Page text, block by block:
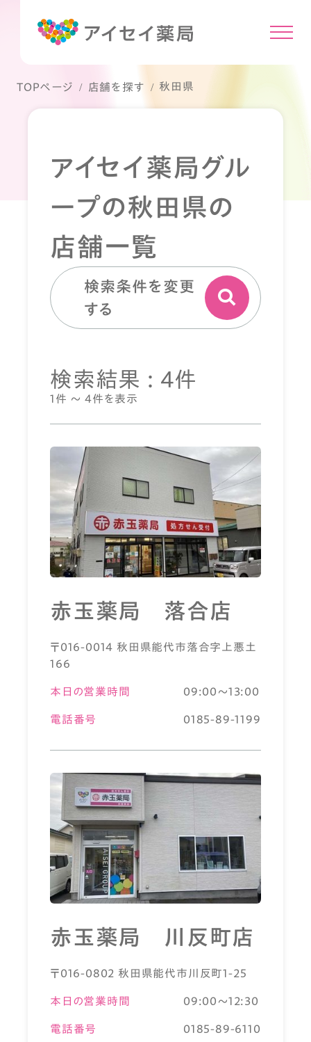
TOPページ 店舗を探す 秋田県
アイセイ薬局グル
ープの秋田県の
店舗一覧
検索条件を変更
する
検索結果 : 4件
1件 ～ 4件を表示
赤玉薬局 落合店
〒016-0014 秋田県能代市落合字上悪土
166
本日の営業時間 09:00～13:00
電話番号 0185-89-1199
赤玉薬局 川反町店
〒016-0802 秋田県能代市川反町1-25
本日の営業時間 09:00～12:30
電話番号 0185-89-6110